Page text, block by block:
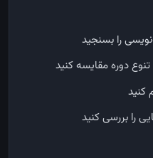
را بسنجید
تنوع دوره مقایسه کنید
کنید
را بررسی کنید